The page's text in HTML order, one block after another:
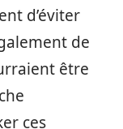
d’éviter
de
être
ces